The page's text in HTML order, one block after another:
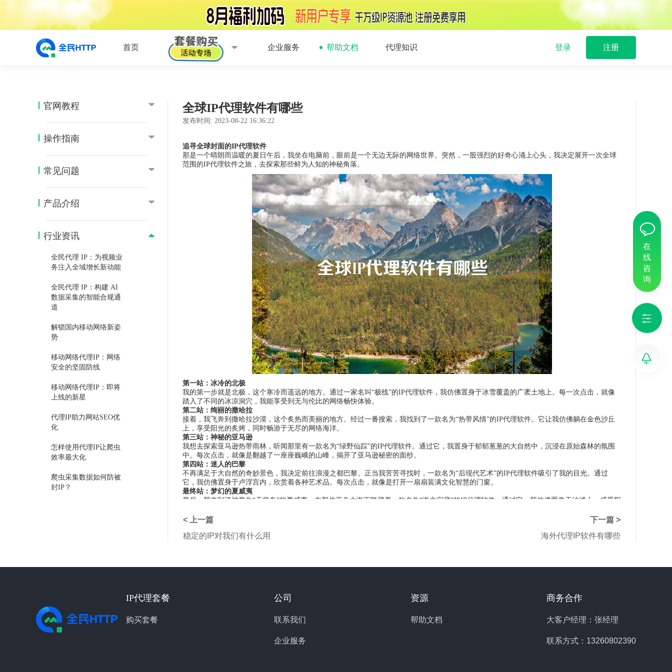
首页 企业服务 帮助文档 代理知识 登录 注册
官网教程
操作指南
常见问题
产品介绍
行业资讯
全民代理 IP：为视频业
务注入全域增长新动能
全民代理 IP：构建 AI
数据采集的智能合规通
道
解锁国内移动网络新姿
势
移动网络代理IP：网络
安全的坚固防线
移动网络代理IP：即将
上线的新星
代理IP助力网站SEO优
化
怎样使用代理IP让爬虫
效率最大化
爬虫采集数据如何防被
封IP？
反向代理缓存加速的实
战配置教程
全球IP代理软件有哪些
发布时间: 2023-08-22 16:36:22
追寻全球封面的IP代理软件
那是一个晴朗而温暖的夏日午后，我坐在电脑前，眼前是一个无边无际的网络世界。突然，一股强烈的好奇心涌上心头，我决定展开一次全球
范围的IP代理软件之旅，去探索那些鲜为人知的神秘角落。
第一站：冰冷的北极
我的第一步就是北极，这个寒冷而遥远的地方。通过一家名叫“极线”的IP代理软件，我仿佛置身于冰雪覆盖的广袤土地上。每一次点击，就像
踏入了不同的冰凉洞穴，我能享受到无与伦比的网络畅快体验。
第二站：绚丽的撒哈拉
接着，我飞奔到撒哈拉沙漠，这个炙热而美丽的地方。经过一番搜索，我找到了一款名为“热带风情”的IP代理软件。它让我仿佛躺在金色沙丘
上，享受阳光的炙烤，同时畅游于无尽的网络海洋。
第三站：神秘的亚马逊
我想去探索亚马逊热带雨林，听闻那里有一款名为“绿野仙踪”的IP代理软件。通过它，我置身于郁郁葱葱的大自然中，沉浸在原始森林的氛围
中。每次点击，就像是翻越了一座座巍峨的山峰，揭开了亚马逊秘密的面纱。
第四站：迷人的巴黎
不再满足于大自然的奇妙景色，我决定前往浪漫之都巴黎。正当我苦苦寻找时，一款名为“后现代艺术”的IP代理软件吸引了我的目光。通过
它，我仿佛置身于卢浮宫内，欣赏着各种艺术品。每次点击，就像是打开一扇扇装满文化智慧的门窗。
最终站：梦幻的夏威夷
最后，我来到了被誉为“天堂岛”的夏威夷。在那片蓝色大海下隐藏着一款名为“海之宝藏”的IP代理软件。通过它，我仿佛置身于沙滩上，感受阳
结语
我享受到不同地域的网络体验。就像是一次奇妙的旅行，每一次点击都让我惊喜不已。
< 上一篇
稳定的IP对我们有什么用
下一篇 >
海外代理IP软件有哪些
IP代理套餐
购买套餐
公司
联系我们
企业服务
资源
帮助文档
商务合作
大客户经理：张经理
联系方式：13260802390
在
线
咨
询